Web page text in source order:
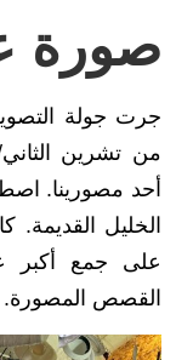
صورة
جرت جولة
من تشرين
أحد مصورينا.
الخليل
على جمع أكبر
القصص المصورة.